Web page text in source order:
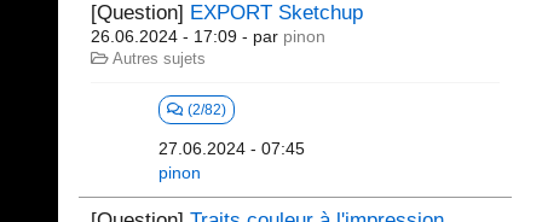
[Question] EXPORT Sketchup
26.06.2024 - 17:09 - par pinon
Autres sujets
(2/82)
27.06.2024 - 07:45
pinon